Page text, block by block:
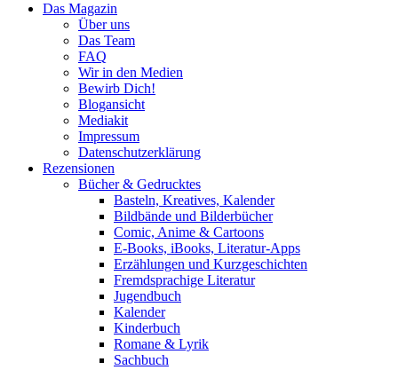
Das Magazin
Über uns
Das Team
FAQ
Wir in den Medien
Bewirb Dich!
Blogansicht
Mediakit
Impressum
Datenschutzerklärung
Rezensionen
Bücher & Gedrucktes
Basteln, Kreatives, Kalender
Bildbände und Bilderbücher
Comic, Anime & Cartoons
E-Books, iBooks, Literatur-Apps
Erzählungen und Kurzgeschichten
Fremdsprachige Literatur
Jugendbuch
Kalender
Kinderbuch
Romane & Lyrik
Sachbuch